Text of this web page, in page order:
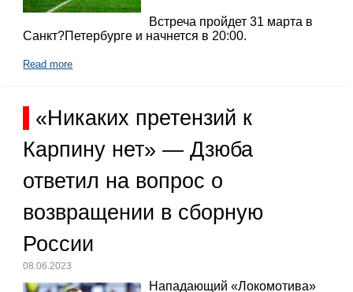
Встреча пройдет 31 марта в
Санкт?Петербурге и начнется в 20:00.
Read more
«Никаких претензий к
Карпину нет» — Дзюба
ответил на вопрос о
возвращении в сборную
России
08.06.2023
Нападающий «Локомотива»